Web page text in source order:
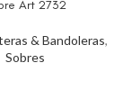
Art 2732
& Bandoleras,
Sobres